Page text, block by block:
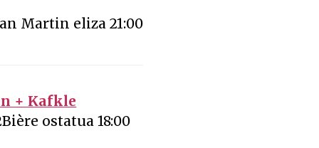
Martin eliza 21:00
+ Kafkle
ostatua 18:00